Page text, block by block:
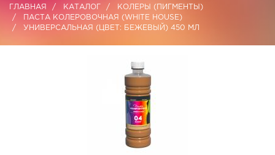
ГЛАВНАЯ КАТАЛОГ
КОЛЕРЫ (ПИГМЕНТЫ)
ПАСТА КОЛЕРОВОЧНАЯ (WHITE HOUSE)
УНИВЕРСАЛЬНАЯ (ЦВЕТ: БЕЖЕВЫЙ) 450 МЛ